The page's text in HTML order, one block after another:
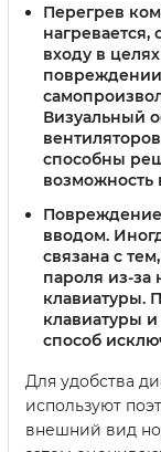
Перегрев
нагревается,
входу в
Визуальный
способны
возможность
вводом.
связана с
пароля из-за
клавиатуры.
клавиатуры
способ
Для удобства
используют
внешний вид